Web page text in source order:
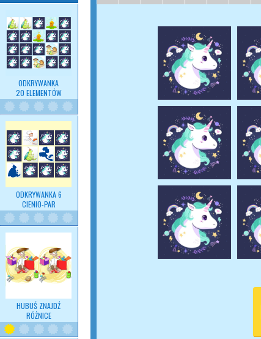
ODKRYWANKA
20 ELEMENTÓW
ODKRYWANKA 6
CIENIO-PAR
HUBUŚ ZNAJDŹ
RÓŻNICE